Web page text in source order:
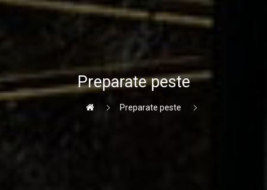
Preparate peste
Preparate peste